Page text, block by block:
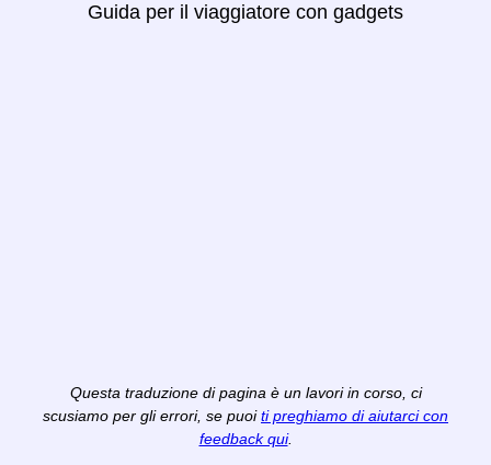
Guida per il viaggiatore con gadgets
Questa traduzione di pagina è un lavori in corso, ci
scusiamo per gli errori, se puoi ti preghiamo di aiutarci con
feedback qui.